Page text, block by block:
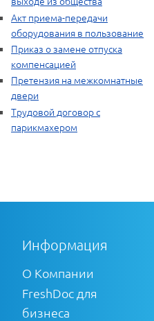
Акт приема-передачи
оборудования в пользование
Приказ о замене отпуска
компенсацией
Претензия на межкомнатные
двери
Трудовой договор с
парикмахером
Информация
О Компании
FreshDoc для
бизнеса